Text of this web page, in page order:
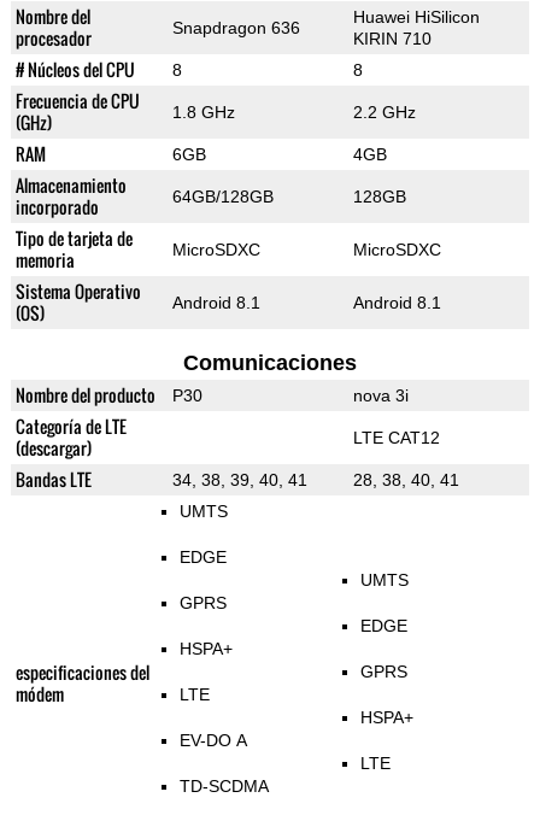
Nombre del
procesador
Snapdragon 636
Huawei HiSilicon
KIRIN 710
# Núcleos del CPU 8 8
Frecuencia de CPU
(GHz)
1.8 GHz 2.2 GHz
RAM 6GB 4GB
Almacenamiento
incorporado
64GB/128GB 128GB
Tipo de tarjeta de
memoria
MicroSDXC MicroSDXC
Sistema Operativo
(OS)
Android 8.1 Android 8.1
Comunicaciones
Nombre del producto P30 nova 3i
Categoría de LTE
(descargar)
LTE CAT12
Bandas LTE 34, 38, 39, 40, 41 28, 38, 40, 41
especificaciones del
módem
UMTS
EDGE
GPRS
HSPA+
LTE
EV-DO A
TD-SCDMA
UMTS
EDGE
GPRS
HSPA+
LTE